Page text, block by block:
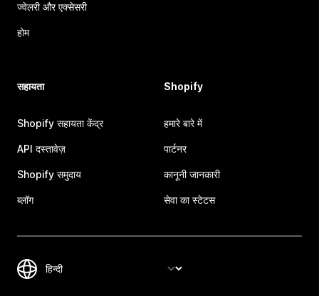
ज्वेलरी और एक्सेसरी
होम
सहायता
Shopify सहायता केंद्र
API दस्तावेज़
Shopify समुदाय
ब्लॉग
Shopify
हमारे बारे में
पार्टनर
कानूनी जानकारी
सेवा का स्टेटस